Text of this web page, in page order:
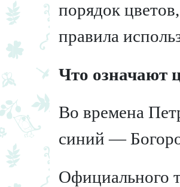
порядок
правила
Что означают
Во времена
синий —
Официального